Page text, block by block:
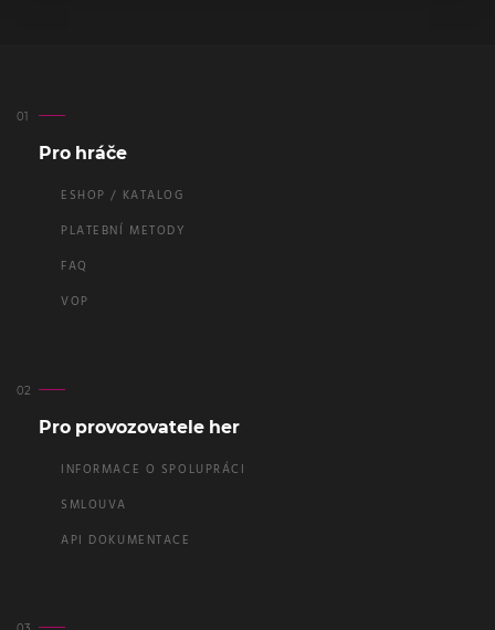
Pro hráče
ESHOP / KATALOG
PLATEBNÍ METODY
FAQ
VOP
Pro provozovatele her
INFORMACE O SPOLUPRÁCI
SMLOUVA
API DOKUMENTACE